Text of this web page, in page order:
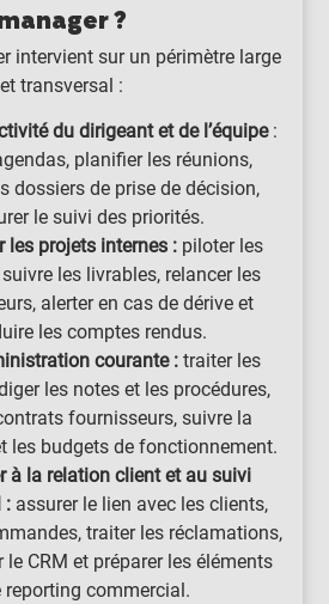
?
intervient sur un périmètre large
et transversal :
du dirigeant et de l’équipe:
planifier les réunions,
dossiers de prise de décision,
le suivi des priorités.
les projets internes : piloter les
les livrables, relancer les
alerter en cas de dérive et
les comptes rendus.
courante : traiter les
les notes et les procédures,
fournisseurs, suivre la
les budgets de fonctionnement.
à la relation client et au suivi
: assurer le lien avec les clients,
traiter les réclamations,
le CRM et préparer les éléments
reporting commercial.